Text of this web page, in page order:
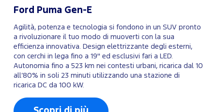
Ford Puma Gen-E
Agilità, potenza e tecnologia si fondono in un SUV pronto
a rivoluzionare il tuo modo di muoverti con la sua
efficienza innovativa. Design elettrizzante degli esterni,
con cerchi in lega fino a 19" ed esclusivi fari a LED.
Autonomia fino a 523 km nei contesti urbani, ricarica dal 10
all’80% in soli 23 minuti utilizzando una stazione di
ricarica DC da 100 kW.